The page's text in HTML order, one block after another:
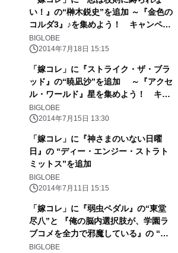
い！』の“榊木鋭史”を追加 ～『金色の
コルダ3』♪を集めよう！ キャンペー
ンも実施～
BIGLOBE
2014年7月18日 15:15
「嫁コレ」に『ストライク・ザ・ブラ
ッド』の“暁凪沙”を追加 ～『アクセ
ル・ワールド』星を集めよう！ キャ
ンペーンも実施～
BIGLOBE
2014年7月15日 13:30
「嫁コレ」に『神さまのいない日曜
日』の “ディー・エンジー・ストラト
ミットス”を追加
BIGLOBE
2014年7月11日 15:15
「嫁コレ」に『弱虫ペダル』の“東堂
尽八”と 『俺の脳内選択肢が、学園ラ
ブコメを全力で邪魔している』の “遊
王子謳歌”を追加
BIGLOBE